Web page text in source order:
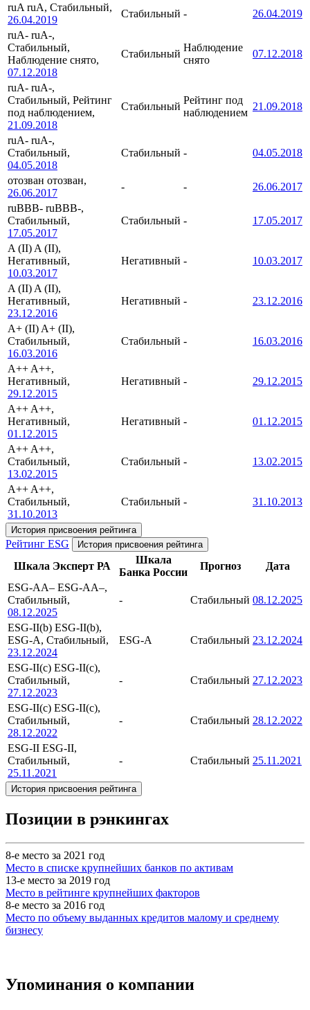
ruA ruA, Стабильный,
26.04.2019
Стабильный -
26.04.2019
ruA- ruA-,
Стабильный,
Наблюдение снято,
07.12.2018
Стабильный
Наблюдение
снято
07.12.2018
ruA- ruA-,
Стабильный, Рейтинг
под наблюдением,
21.09.2018
Стабильный
Рейтинг под
наблюдением
21.09.2018
ruA- ruA-,
Стабильный,
04.05.2018
Стабильный - 04.05.2018
отозван отозван,
26.06.2017
- -
26.06.2017
ruBBB- ruBBB-,
Стабильный,
17.05.2017
Стабильный - 17.05.2017
A (II) A (II),
Негативный,
10.03.2017
Негативный - 10.03.2017
A (II) A (II),
Негативный,
23.12.2016
Негативный - 23.12.2016
A+ (II) A+ (II),
Стабильный,
16.03.2016
Стабильный - 16.03.2016
A++ A++,
Негативный,
29.12.2015
Негативный - 29.12.2015
A++ A++,
Негативный,
01.12.2015
Негативный - 01.12.2015
A++ A++,
Стабильный,
13.02.2015
Стабильный - 13.02.2015
A++ A++,
Стабильный,
31.10.2013
Стабильный - 31.10.2013
История присвоения рейтинга
Рейтинг ESG История присвоения рейтинга
Шкала Эксперт РА
Шкала
Банка России
Прогноз
Дата
ESG-AA– ESG-AA–,
Стабильный,
08.12.2025
- Стабильный 08.12.2025
ESG-II(b) ESG-II(b),
ESG-A, Стабильный,
23.12.2024
ESG-A Стабильный 23.12.2024
ESG-II(c) ESG-II(c),
Стабильный,
27.12.2023
- Стабильный 27.12.2023
ESG-II(c) ESG-II(c),
Стабильный,
28.12.2022
- Стабильный 28.12.2022
ESG-II ESG-II,
Стабильный,
25.11.2021
- Стабильный 25.11.2021
История присвоения рейтинга
Позиции в рэнкингах
8-е место за 2021 год
Место в списке крупнейших банков по активам
13-е место за 2019 год
Место в рейтинге крупнейших факторов
8-е место за 2016 год
Место по объему выданных кредитов малому и среднему
бизнесу
Упоминания о компании